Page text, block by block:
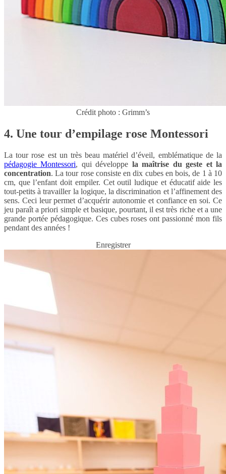
Crédit photo : Grimm’s
4. Une tour d’empilage rose Montessori
La tour rose est un très beau matériel d’éveil, emblématique de la
pédagogie Montessori, qui développe la maîtrise du geste et la
concentration. La tour rose consiste en dix cubes en bois, de 1 à 10
cm, que l’enfant doit empiler. Cet outil ludique et éducatif aide les
tout-petits à travailler la logique, la discrimination et l’affinement des
sens. Ceci leur permet d’acquérir autonomie et confiance en soi. Ce
jeu paraît a priori simple et basique, pourtant, il est très riche et a une
grande portée pédagogique. Ces cubes roses ont passionné mon fils
pendant des années !
Enregistrer